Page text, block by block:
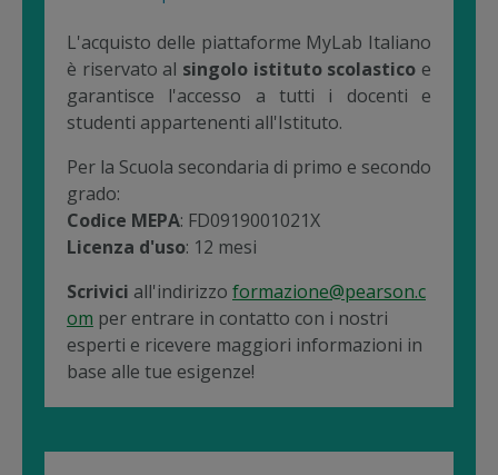
L'acquisto delle piattaforme MyLab Italiano
è riservato al singolo istituto scolastico e
garantisce l'accesso a tutti i docenti e
studenti appartenenti all'Istituto.
Per la Scuola secondaria di primo e secondo
grado:
Codice MEPA: FD0919001021X
Licenza d'uso: 12 mesi
Scrivici all'indirizzo formazione@pearson.c
om per entrare in contatto con i nostri
esperti e ricevere maggiori informazioni in
base alle tue esigenze!